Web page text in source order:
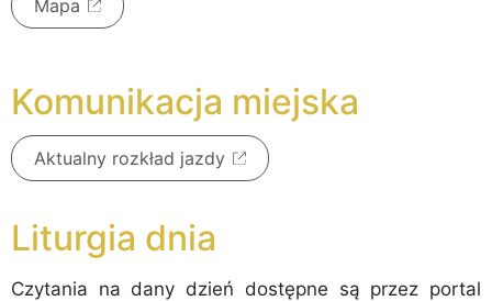
Mapa
Komunikacja miejska
Aktualny rozkład jazdy
Liturgia dnia
Czytania na dany dzień dostępne są przez portal